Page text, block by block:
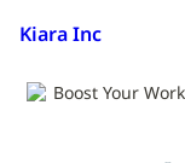
Kiara Inc